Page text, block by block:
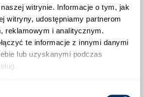
witrynie. Informacje o tym, jak
witryny, udostępniamy partnerom
reklamowym i analitycznym.
te informacje z innymi danymi
lub uzyskanymi podczas
Z WYSOKIM